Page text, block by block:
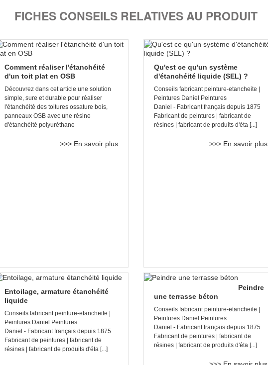
FICHES CONSEILS RELATIVES AU PRODUIT
Comment réaliser l'étanchéité
d'un toit plat en OSB
Découvrez dans cet article une solution
simple, sure et durable pour réaliser
l'étanchéité des toitures ossature bois,
panneaux OSB avec une résine
d'étanchéité polyuréthane
>>> En savoir plus
Qu'est ce qu'un système
d'étanchéité liquide (SEL) ?
Conseils fabricant peinture-etancheite |
Peintures Daniel Peintures
Daniel - Fabricant français depuis 1875
Fabricant de peintures | fabricant de
résines | fabricant de produits d'éta [...]
>>> En savoir plus
Entoilage, armature étanchéité
liquide
Conseils fabricant peinture-etancheite |
Peintures Daniel Peintures
Daniel - Fabricant français depuis 1875
Fabricant de peintures | fabricant de
résines | fabricant de produits d'éta [...]
Peindre
une terrasse béton
Conseils fabricant peinture-etancheite |
Peintures Daniel Peintures
Daniel - Fabricant français depuis 1875
Fabricant de peintures | fabricant de
résines | fabricant de produits d'éta [...]